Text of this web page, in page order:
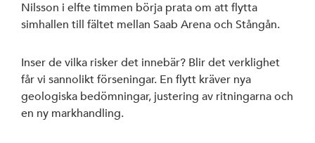
av Rystad
Nilsson i elfte timmen börja prata om att flytta
simhallen till fältet mellan Saab Arena och Stångån.
Inser de vilka risker det innebär? Blir det verklighet
får vi sannolikt förseningar. En flytt kräver nya
geologiska bedömningar, justering av ritningarna och
en ny markhandling.